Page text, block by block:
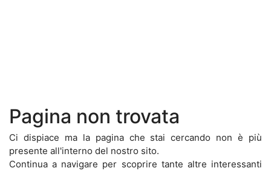
Pagina non trovata
Ci dispiace ma la pagina che stai cercando non è più
presente all'interno del nostro sito.
Continua a navigare per scoprire tante altre interessanti